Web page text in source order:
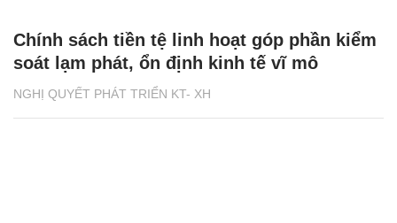
NGHỊ QUYẾT PHÁT TRIỂN KT- XH
Chính sách tiền tệ linh hoạt góp phần kiểm
soát lạm phát, ổn định kinh tế vĩ mô